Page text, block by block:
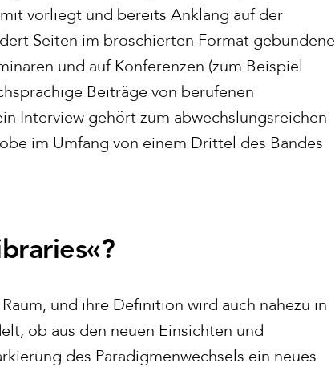
vorliegt und bereits Anklang auf der
Seiten im broschierten Format gebundene
und auf Konferenzen (zum Beispiel
Beiträge von berufenen
Interview gehört zum abwechslungsreichen
im Umfang von einem Drittel des Bandes
und ihre Definition wird auch nahezu in
ob aus den neuen Einsichten und
des Paradigmenwechsels ein neues